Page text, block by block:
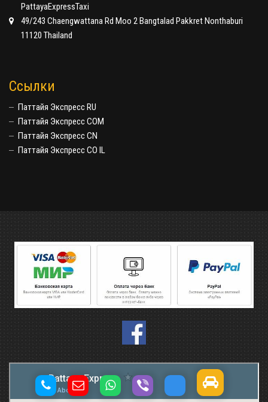
PattayaExpressTaxi
49/243 Chaengwattana Rd Moo 2 Bangtalad Pakkret Nonthaburi
11120 Thailand
Ссылки
Паттайя Экспресс RU
Паттайя Экспресс COM
Паттайя Экспресс CN
Паттайя Экспресс CO IL